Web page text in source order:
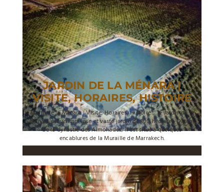
JARDIN DE LA MÉNARA |
VISITE, HORAIRES, HISTOIRE
Jardin de la Ménara | Visite, Horaires, Histoire ... le Jardin de la
Ménara est un immense et vaste jardin de 100 hectares. Datant
de la dynastie des Almohades, il est situé à quelques
encablures de la Muraille de Marrakech.